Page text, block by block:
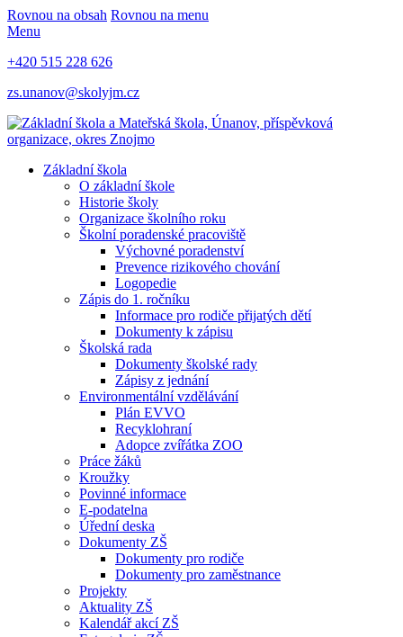
Rovnou na obsah Rovnou na menu
Menu
+420 515 228 626
zs.unanov@skolyjm.cz
Základní škola
O základní škole
Historie školy
Organizace školního roku
Školní poradenské pracoviště
Výchovné poradenství
Prevence rizikového chování
Logopedie
Zápis do 1. ročníku
Informace pro rodiče přijatých dětí
Dokumenty k zápisu
Školská rada
Dokumenty školské rady
Zápisy z jednání
Environmentální vzdělávání
Plán EVVO
Recyklohraní
Adopce zvířátka ZOO
Práce žáků
Kroužky
Povinné informace
E-podatelna
Úřední deska
Dokumenty ZŠ
Dokumenty pro rodiče
Dokumenty pro zaměstnance
Projekty
Aktuality ZŠ
Kalendář akcí ZŠ